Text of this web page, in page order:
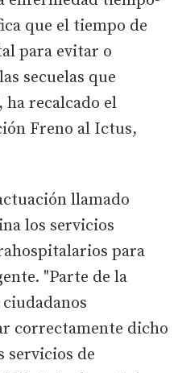
que el tiempo de
para evitar o
secuelas que
ha recalcado el
Freno al Ictus,
llamado
los servicios
para
"Parte de la
correctamente dicho
servicios de